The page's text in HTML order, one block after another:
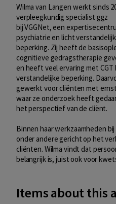
Wilma van Langen werkt sinds
verpleegkundig specialist ggz
bij VGGNet, een
psychiatrie en licht
beperking. Zij heeft de
cognitieve gedragstherapie
en heeft veel ervaring met
verstandelijke beperking.
gewerkt voor cliënten met
waar ze onderzoek heeft
het perspectief van de cliënt.
Binnen haar werkzaamheden
onder andere gericht op het
cliënten. Wilma vindt dat
belangrijk is, juist ook voor
Items about this